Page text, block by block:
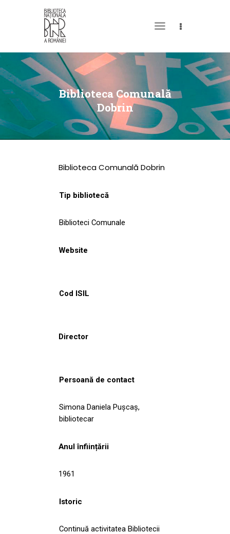
Biblioteca Comunală
Dobrin
DESPRE NOI
PERMISUL MEU DE
BIBLIOTECĂ
CATALOAGE ȘI
COLECȚII
CULTURALE
NOUTĂȚI
Biblioteca Comunală Dobrin
Tip bibliotecă
Biblioteci Comunale
Website
Cod ISIL
Director
Persoană de contact
Simona Daniela Puşcaş,
bibliotecar
Anul înființării
1961
Istoric
Continuă activitatea Bibliotecii